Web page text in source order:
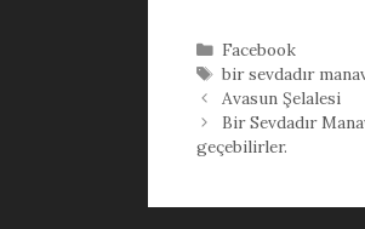
Kategoriler
Facebook
Etiketler
bir sevdadır
Avasun Şelalesi
Bir Sevdadır
geçebilirler.